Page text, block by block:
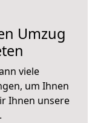
Umzug
viele
um Ihnen
Ihnen unsere